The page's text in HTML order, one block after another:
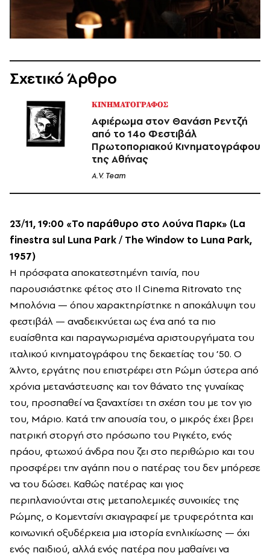
Σχετικό Άρθρο
ΚΙΝΗΜΑΤΟΓΡΑΦΟΣ
Αφιέρωμα στον Θανάση Ρεντζή
από το 14ο Φεστιβάλ
Πρωτοποριακού Κινηματογράφου
της Αθήνας
A.V. Team
23/11, 19:00 «Το παράθυρο στο Λούνα Παρκ» (La
finestra sul Luna Park / The Window to Luna Park,
1957)
Η πρόσφατα αποκατεστημένη ταινία, που
παρουσιάστηκε φέτος στο Il Cinema Ritrovato της
Μπολόνια — όπου χαρακτηρίστηκε η αποκάλυψη του
φεστιβάλ — αναδεικνύεται ως ένα από τα πιο
ευαίσθητα και παραγνωρισμένα αριστουργήματα του
ιταλικού κινηματογράφου της δεκαετίας του ’50. Ο
Άλντο, εργάτης που επιστρέφει στη Ρώμη ύστερα από
χρόνια μετανάστευσης και τον θάνατο της γυναίκας
του, προσπαθεί να ξαναχτίσει τη σχέση του με τον γιο
του, Μάριο. Κατά την απουσία του, ο μικρός έχει βρει
πατρική στοργή στο πρόσωπο του Ριγκέτο, ενός
πράου, φτωχού άνδρα που ζει στο περιθώριο και του
προσφέρει την αγάπη που ο πατέρας του δεν μπόρεσε
να του δώσει. Καθώς πατέρας και γιος
περιπλανιούνται στις μεταπολεμικές συνοικίες της
Ρώμης, ο Κομεντσίνι σκιαγραφεί με τρυφερότητα και
κοινωνική οξυδέρκεια μια ιστορία ενηλικίωσης — όχι
ενός παιδιού, αλλά ενός πατέρα που μαθαίνει να